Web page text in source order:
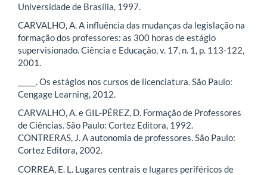
Universidade de Brasília, 1997.
CARVALHO, A. A influência das mudanças da legislação na
formação dos professores: as 300 horas de estágio
supervisionado. Ciência e Educação, v. 17, n. 1, p. 113-122,
2001.
_____. Os estágios nos cursos de licenciatura. São Paulo:
Cengage Learning, 2012.
CARVALHO, A. e GIL-PÉREZ, D. Formação de Professores
de Ciências. São Paulo: Cortez Editora, 1992.
CONTRERAS, J. A autonomia de professores. São Paulo:
Cortez Editora, 2002.
CORREA, E. L. Lugares centrais e lugares periféricos de